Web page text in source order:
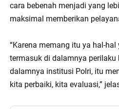
cara bebenah menjadi yang
maksimal memberikan
“Karena memang itu ya hal-
termasuk di dalamnya perilaku
dalamnya institusi Polri, itu
kita perbaiki, kita evaluasi,”